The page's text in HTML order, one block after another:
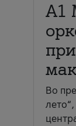
А1
Во